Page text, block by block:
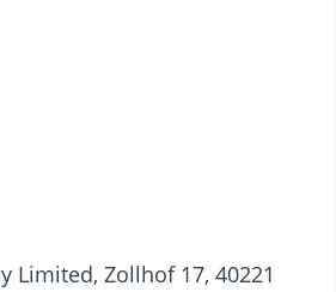
Limited, Zollhof 17, 40221